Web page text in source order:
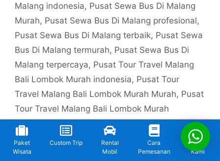
Malang indonesia, Pusat Sewa Bus Di Malang
Murah, Pusat Sewa Bus Di Malang profesional,
Pusat Sewa Bus Di Malang terbaik, Pusat Sewa
Bus Di Malang termurah, Pusat Sewa Bus Di
Malang terpercaya, Pusat Tour Travel Malang
Bali Lombok Murah indonesia, Pusat Tour
Travel Malang Bali Lombok Murah Murah, Pusat
Tour Travel Malang Bali Lombok Murah
profesional
,Pusat Tour Travel Malang Bali
Lombok Murah terbaik , Pusat Tour Travel
Malang Bali Lombok Murah termurah,Pusat
Paket
Wisata
Custom Trip
Rental
Mobil
Cara
Pemesanan
Kontak
Kami